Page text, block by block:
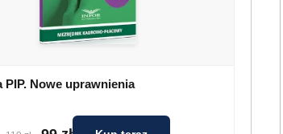
PIP. Nowe uprawnienia